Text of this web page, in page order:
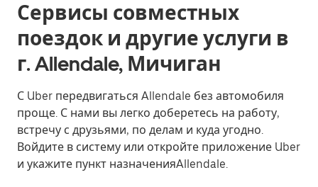
Сервисы совместных
поездок и другие услуги в
г. Allendale, Мичиган
С Uber передвигаться Allendale без автомобиля
проще. С нами вы легко доберетесь на работу,
встречу с друзьями, по делам и куда угодно.
Войдите в систему или откройте приложение Uber
и укажите пункт назначенияAllendale.